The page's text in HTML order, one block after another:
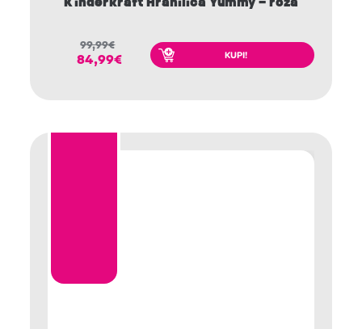
99,99€
84,99€ KUPI!